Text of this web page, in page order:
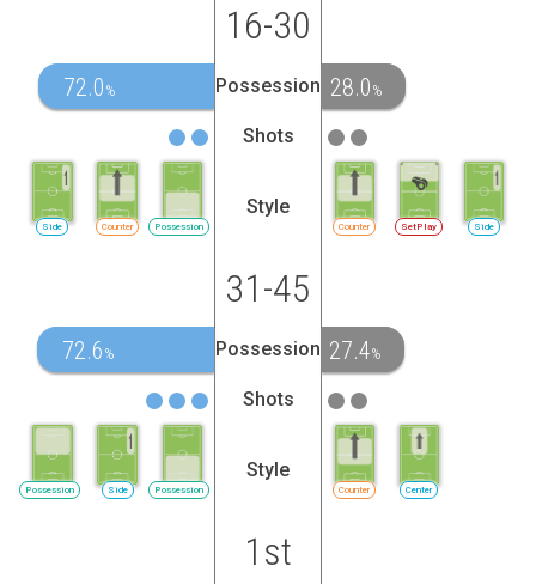
16-30
72.0 % Possession 28.0 %
Shots
Possession
Counter
Side
Style
Counter SetPlay Side
31-45
72.6 % Possession 27.4%
Shots
Possession
Side
Possession
Style
Counter Center
1st